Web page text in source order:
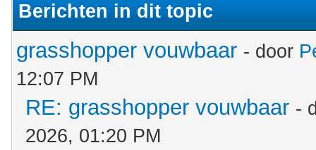
Berichten in dit topic
grasshopper vouwbaar - door
12:07 PM
RE: grasshopper vouwbaar -
2026, 01:20 PM